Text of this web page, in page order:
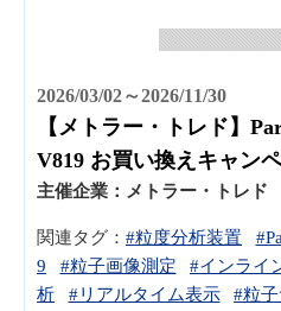
2026/03/02～2026/11/30
【メトラー・トレド】
V819 お買い換えキャン
主催企業： メトラー・トレド
関連タグ： #粒度分析装置
9
#粒子画像測定 #インライ
析
#リアルタイム表示 #粒